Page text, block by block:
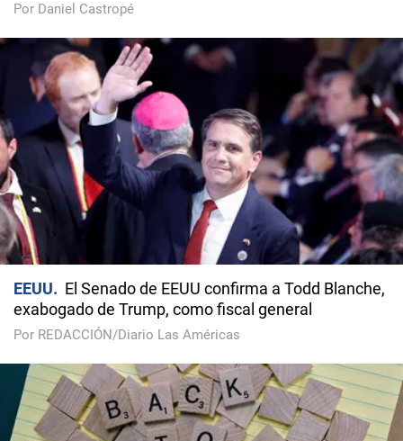
Por Daniel Castropé
EEUU
El Senado de EEUU confirma a Todd Blanche,
exabogado de Trump, como fiscal general
Por REDACCIÓN/Diario Las Américas